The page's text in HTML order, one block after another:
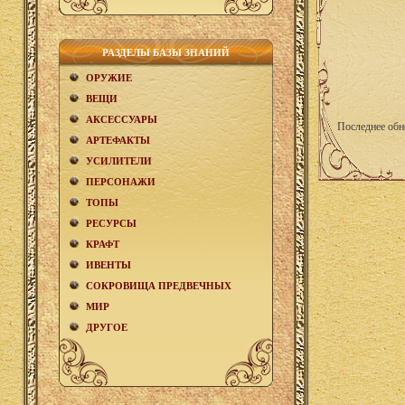
РАЗДЕЛЫ БАЗЫ ЗНАНИЙ
ОРУЖИЕ
ВЕЩИ
АКCЕСCУАРЫ
АРТЕФАКТЫ
УСИЛИТЕЛИ
ПЕРСОНАЖИ
ТОПЫ
РЕСУРСЫ
КРАФТ
ИВЕНТЫ
СОКРОВИЩА ПРЕДВЕЧНЫХ
МИР
ДРУГОЕ
Последнее